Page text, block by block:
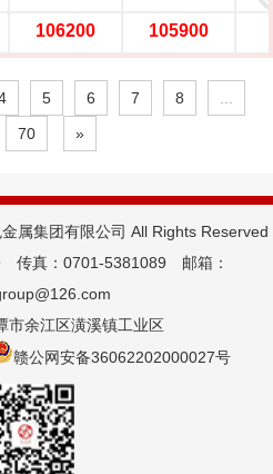
106200 105900
5 6 7 8
70 »
属集团有限公司 All Rights Reserved
传真：0701-5381089 邮箱：
市余江区潢溪镇工业区
赣公网安备36062202000027号